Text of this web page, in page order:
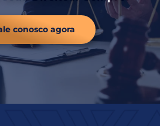
conosco agora